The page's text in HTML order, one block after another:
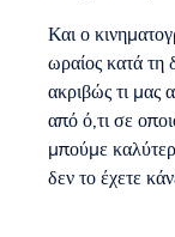
Και ο
ωραίος κατά τη
ακριβώς τι μας
από ό,τι σε
μπούμε
δεν το έχετε